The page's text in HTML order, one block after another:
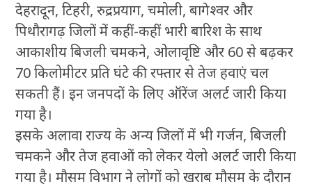
देहरादून, टिहरी, रुद्रप्रयाग, चमोली, बागेश्वर और
पिथौरागढ़ जिलों में कहीं-कहीं भारी बारिश के साथ
आकाशीय बिजली चमकने, ओलावृष्टि और 60 से बढ़कर
70 किलोमीटर प्रति घंटे की रफ्तार से तेज हवाएं चल
सकती हैं। इन जनपदों के लिए ऑरेंज अलर्ट जारी किया
गया है।
इसके अलावा राज्य के अन्य जिलों में भी गर्जन, बिजली
चमकने और तेज हवाओं को लेकर येलो अलर्ट जारी किया
गया है। मौसम विभाग ने लोगों को खराब मौसम के दौरान